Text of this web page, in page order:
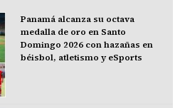
Panamá alcanza su octava
medalla de oro en Santo
Domingo 2026 con hazañas en
béisbol, atletismo y eSports